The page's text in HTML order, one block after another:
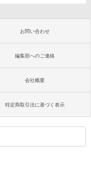
お問い合わせ
編集部へのご連絡
会社概要
特定商取引法に基づく表示